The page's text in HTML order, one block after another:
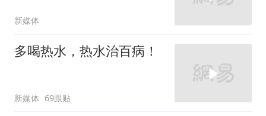
新媒体
多喝热水，热水治百病！
新媒体 69跟贴